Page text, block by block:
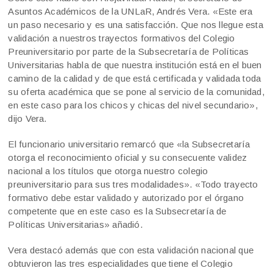
Asuntos Académicos de la UNLaR, Andrés Vera. «Este era
un paso necesario y es una satisfacción. Que nos llegue esta
validación a nuestros trayectos formativos del Colegio
Preuniversitario por parte de la Subsecretaría de Políticas
Universitarias habla de que nuestra institución está en el buen
camino de la calidad y de que está certificada y validada toda
su oferta académica que se pone al servicio de la comunidad,
en este caso para los chicos y chicas del nivel secundario»,
dijo Vera.
El funcionario universitario remarcó que «la Subsecretaría
otorga el reconocimiento oficial y su consecuente validez
nacional a los títulos que otorga nuestro colegio
preuniversitario para sus tres modalidades». «Todo trayecto
formativo debe estar validado y autorizado por el órgano
competente que en este caso es la Subsecretaría de
Políticas Universitarias» añadió.
Vera destacó además que con esta validación nacional que
obtuvieron las tres especialidades que tiene el Colegio